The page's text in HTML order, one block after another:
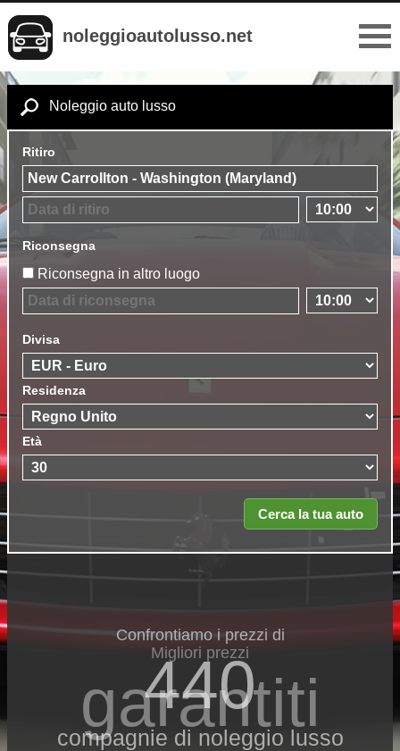
noleggioautolusso.net
Noleggio auto lusso
Ritiro
Riconsegna
Riconsegna in altro luogo
Divisa
Residenza
Età
Confrontiamo i prezzi di
440
compagnie di noleggio lusso
Migliori prezzi
garantiti